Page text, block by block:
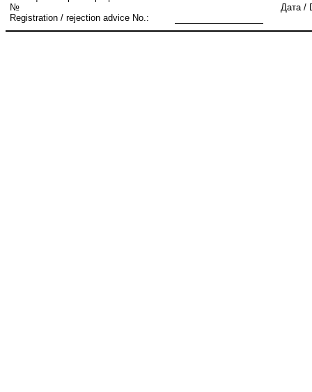
№
Registration / rejection advice No.:
Дата /